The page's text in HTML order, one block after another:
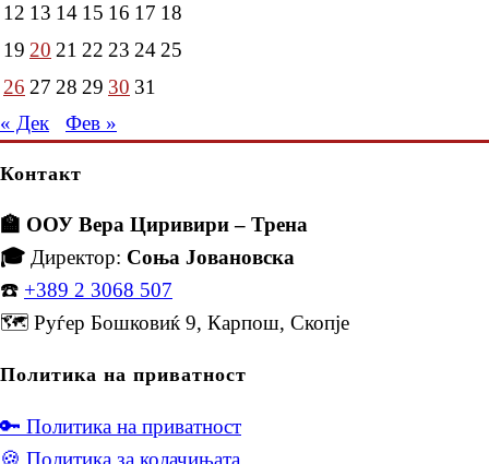
12 13 14 15 16 17 18
19 20 21 22 23 2425
26 27 28 29 30 31
« Дек
Фев »
Контакт
🏫 ООУ Вера Циривири – Трена
🎓 Директор: Соња Јовановска
☎️ +389 2 3068 507
🗺️ Руѓер Бошковиќ 9, Карпош, Скопје
Политика на приватност
🔑 Политика на приватност
🍪 Политика за колачињата